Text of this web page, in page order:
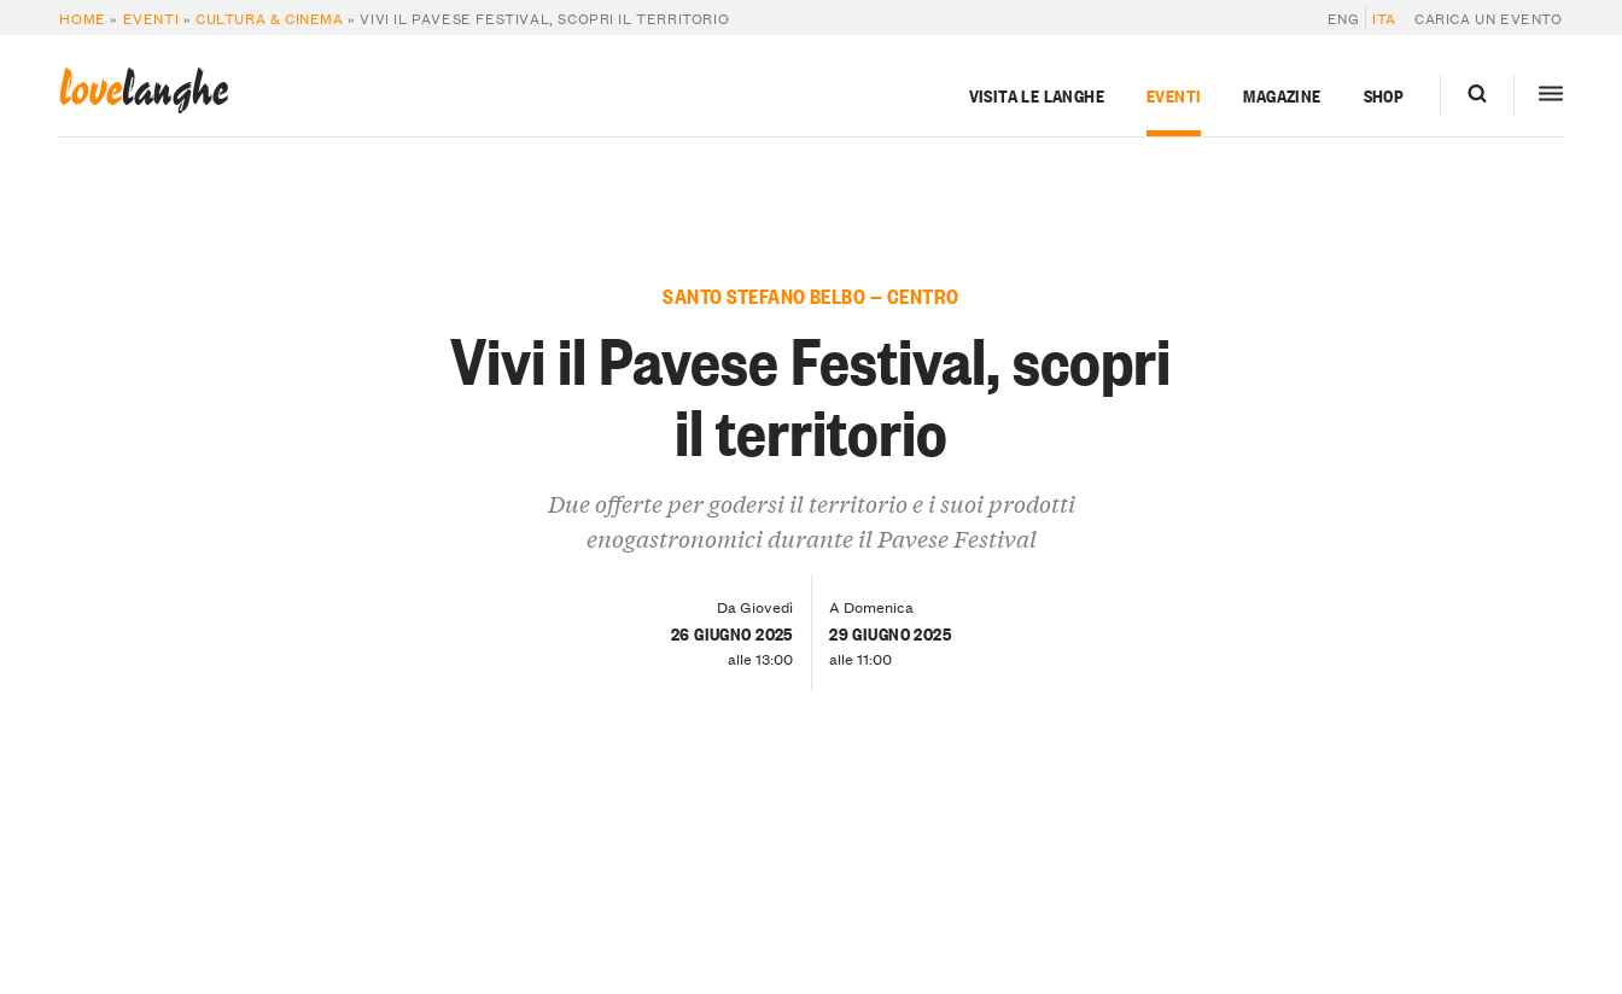
HOME » EVENTI »CULTURA & CINEMA »VIVI IL PAVESE FESTIVAL, SCOPRI IL TERRITORIO ENG ITA CARICA UN EVENTO
lovelanghe VISITA LE LANGHE EVENTI MAGAZINE SHOP
SANTO STEFANO BELBO — CENTRO
Vivi il Pavese Festival, scopri
il territorio
Due offerte per godersi il territorio e i suoi prodotti
enogastronomici durante il Pavese Festival
Da Giovedì
26 GIUGNO 2025
alle 13:00
A Domenica
29 GIUGNO 2025
alle 11:00